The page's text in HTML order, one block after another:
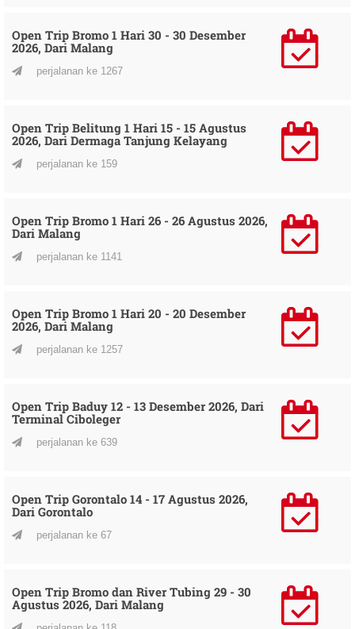
Open Trip Bromo 1 Hari 30 - 30 Desember
2026, Dari Malang
perjalanan ke 1267
Open Trip Belitung 1 Hari 15 - 15 Agustus
2026, Dari Dermaga Tanjung Kelayang
perjalanan ke 159
Open Trip Bromo 1 Hari 26 - 26 Agustus 2026,
Dari Malang
perjalanan ke 1141
Open Trip Bromo 1 Hari 20 - 20 Desember
2026, Dari Malang
perjalanan ke 1257
Open Trip Baduy 12 - 13 Desember 2026, Dari
Terminal Ciboleger
perjalanan ke 639
Open Trip Gorontalo 14 - 17 Agustus 2026,
Dari Gorontalo
perjalanan ke 67
Open Trip Bromo dan River Tubing 29 - 30
Agustus 2026, Dari Malang